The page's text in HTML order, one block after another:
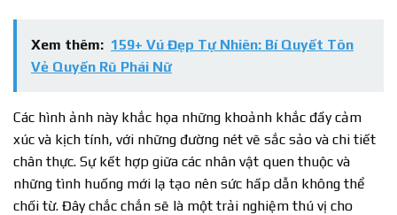
Xem thêm: 159+ Vú Đẹp Tự Nhiên: Bí Quyết Tôn
Vẻ Quyến Rũ Phái Nữ
Các hình ảnh này khắc họa những khoảnh khắc đầy cảm
xúc và kịch tính, với những đường nét vẽ sắc sảo và chi tiết
chân thực. Sự kết hợp giữa các nhân vật quen thuộc và
những tình huống mới lạ tạo nên sức hấp dẫn không thể
chối từ. Đây chắc chắn sẽ là một trải nghiệm thú vị cho